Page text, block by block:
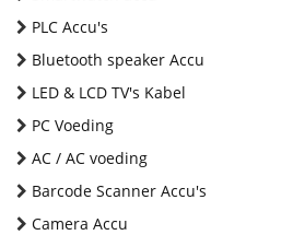
PLC Accu's
Bluetooth speaker Accu
LED & LCD TV's Kabel
PC Voeding
AC / AC voeding
Barcode Scanner Accu's
Camera Accu